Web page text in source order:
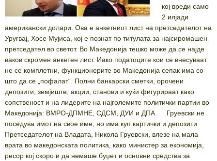
кој вреди само
2 илјади
американски долари. Ова е анкетниот лист на претседателот на
Уругвај, Хосе Мујиса, кој е познат по титулата за најсиромашен
претседател во светот. Во Македонија тешко може да се најде
ваков скромен анкетен лист. Иако податоците кои се внесуваат
не се комплетни, функционерите во Македонија сепак има со
што да се „пофалат“. Полни банкарски сметки, орочени
депозити, земјиште, акции, станови и куќи фигурираат како
сопственост и на лидерите на најголемите политички партии во
Македонија: ВМРО-ДПМНЕ, СДСМ, ДУИ и ДПА. Груевски не
поседува имот на свое име, но има куп картички и депозити
Претседателот на Владата, Никола Груевски, влезе на мала
врата во македонската политика, како министер за економија,
ресор кој скоро и да немаше буџет и основни средства за